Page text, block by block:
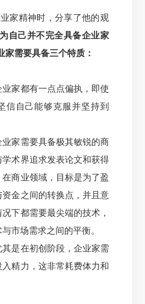
精神时，分享了他的观
自己并不完全具备企业家
家需要具备三个特质：
业家都有一点点偏执，即使
信自己能够克服并坚持到
业家需要具备极其敏锐的商
学术界追求发表论文和获得
商业领域，目标是为了盈
金之间的转换点，并且意
下都需要最尖端的技术，
市场需求之间的平衡。
其是在初创阶段，企业家需
精力，这非常耗费体力和